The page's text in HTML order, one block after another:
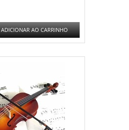
ADICIONAR AO CARRINHO